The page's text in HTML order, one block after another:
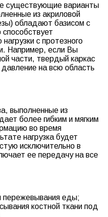
существующие варианты
из акриловой
обладают базисом с
с протезного
Например, если Вы
части, твердый каркас
на всю область
выполненные из
более гибким и мягким
во время
нагрузка будет
исключительно в
ее передачу на все
пережевывания еды;
костной ткани под